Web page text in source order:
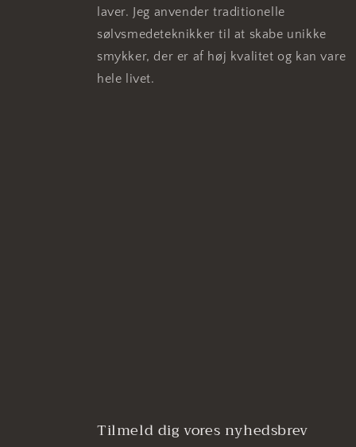
laver. Jeg anvender traditionelle
sølvsmedeteknikker til at skabe unikke
smykker, der er af høj kvalitet og kan vare
hele livet.
Tilmeld dig vores nyhedsbrev